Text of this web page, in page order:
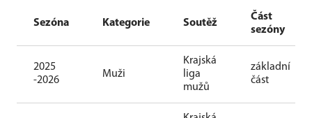
Sezóna Kategorie Soutěž
Část
sezóny
2025
-2026
Muži
Krajská
liga
mužů
základní
část